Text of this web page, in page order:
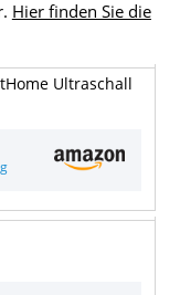
Hier finden Sie die
Ultraschall